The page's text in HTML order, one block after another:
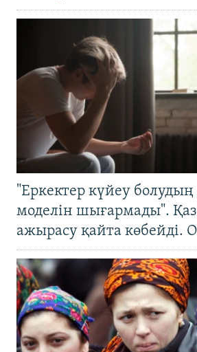
"Еркектер күйеу
моделін шығармады".
ажырасу қайта көбейді.